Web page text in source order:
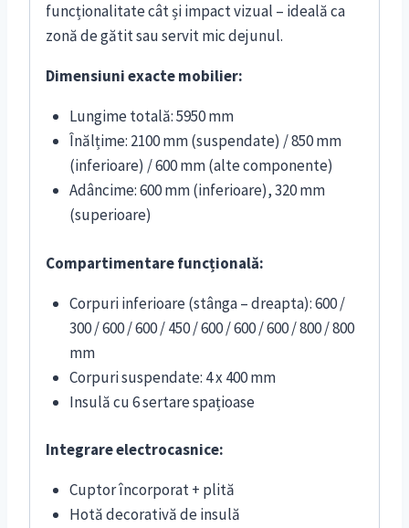
funcționalitate cât și impact vizual – ideală ca
zonă de gătit sau servit mic dejunul.
Dimensiuni exacte mobilier:
Lungime totală: 5950 mm
Înălțime: 2100 mm (suspendate) / 850 mm
(inferioare) / 600 mm (alte componente)
Adâncime: 600 mm (inferioare), 320 mm
(superioare)
Compartimentare funcțională:
Corpuri inferioare (stânga – dreapta): 600 /
300 / 600 / 600 / 450 / 600 / 600 / 600 / 800 / 800
mm
Corpuri suspendate: 4 x 400 mm
Insulă cu 6 sertare spațioase
Integrare electrocasnice:
Cuptor încorporat + plită
Hotă decorativă de insulă